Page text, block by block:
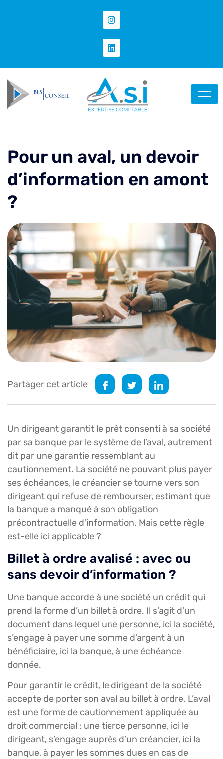
Pour un aval, un devoir
d’information en amont
?
Partager cet article
Un dirigeant garantit le prêt consenti à sa société
par sa banque par le système de l’aval, autrement
dit par une garantie ressemblant au
cautionnement. La société ne pouvant plus payer
ses échéances, le créancier se tourne vers son
dirigeant qui refuse de rembourser, estimant que
la banque a manqué à son obligation
précontractuelle d’information. Mais cette règle
est-elle ici applicable ?
Billet à ordre avalisé : avec ou
sans devoir d’information ?
Une banque accorde à une société un crédit qui
prend la forme d’un billet à ordre. Il s’agit d’un
document dans lequel une personne, ici la société,
s’engage à payer une somme d’argent à un
bénéficiaire, ici la banque, à une échéance
donnée.
Pour garantir le crédit, le dirigeant de la société
accepte de porter son aval au billet à ordre. L’aval
est une forme de cautionnement appliquée au
droit commercial : une tierce personne, ici le
dirigeant, s’engage auprès d’un créancier, ici la
banque, à payer les sommes dues en cas de